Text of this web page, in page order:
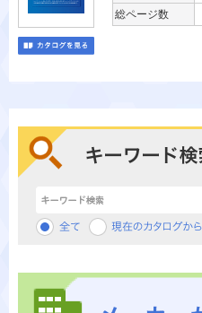
総ページ数
キーワード検索